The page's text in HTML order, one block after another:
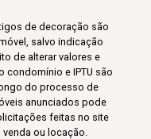
de decoração são
salvo indicação
de alterar valores e
condomínio e IPTU são
do processo de
anunciados pode
feitas no site
ou locação.